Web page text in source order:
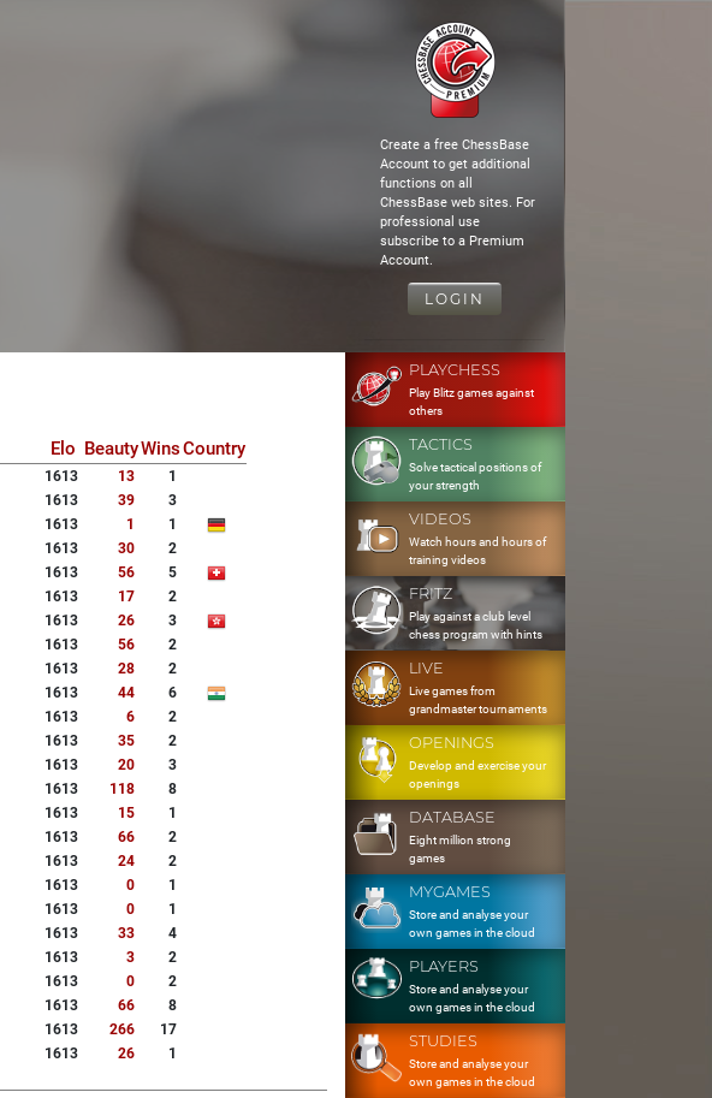
Create a free ChessBase
Account to get additional
functions on all
ChessBase web sites. For
professional use
subscribe to a Premium
Account.
LOGIN
Elo BeautyWinsCountry
1613 13
1
1613 39
3
1613 1
1
1613 30
2
1613 56
5
1613 17
2
1613 26
3
1613 56
2
1613 28
2
1613 44
6
1613 6
2
1613 35
2
1613 20
3
1613 118
8
1613 15
1
1613 66
2
1613 24
2
1613 0
1
1613 0
1
1613 33
4
1613 3
2
1613 0
2
1613 66
8
1613 266
17
1613 26 1
PLAYCHESS
Play Blitz games against
others
TACTICS
Solve tactical positions of
your strength
VIDEOS
Watch hours and hours of
training videos
FRITZ
Play against a club level
chess program with hints
LIVE
Live games from
grandmaster tournaments
OPENINGS
Develop and exercise your
openings
DATABASE
Eight million strong
games
MYGAMES
Store and analyse your
own games in the cloud
PLAYERS
Store and analyse your
own games in the cloud
STUDIES
Store and analyse your
own games in the cloud